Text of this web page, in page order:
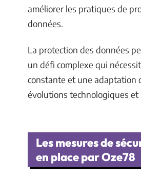
améliorer les pratiques de
données.
La protection des données
un défi complexe qui
constante et une adaptation
évolutions technologiques et
Les mesures de
en place par Oze78